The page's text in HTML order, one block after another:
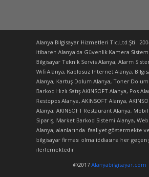
Alanya Bilgisayar Hizmetleri Tic.Ltd.Şti.
itibaren Alanya'da Güvenlik Kamera
Bilgisayar Teknik Servis Alanya, Alarm
Wifi Alanya, Kablosuz Internet Alanya,
Alanya, Kartuş Dolum Alanya, Toner Dolum
Barkod Hızlı Satış AKINSOFT Alanya, Pos
Restopos Alanya, AKINSOFT Alanya,
Alanya, AKINSOFT Restaurant Alanya, Mobil
Sipariş, Market Barkod Sistemi Alanya, Web
Alanya, alanlarında faaliyet göstermekte
bilgisayar firması olma iddiasına her geçen
ilerlemektedir.
@2017 Alanyabilgisayar.com